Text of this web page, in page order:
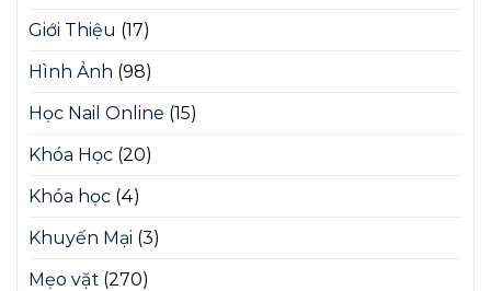
Giới Thiệu (17)
Hình Ảnh (98)
Học Nail Online (15)
Khóa Học (20)
Khóa học (4)
Khuyến Mại (3)
Mẹo vặt (270)